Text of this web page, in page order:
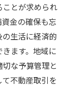
とが求められ
金の確保も忘
生活に経済的
ます。地域に
な予算管理と
不動産取引を